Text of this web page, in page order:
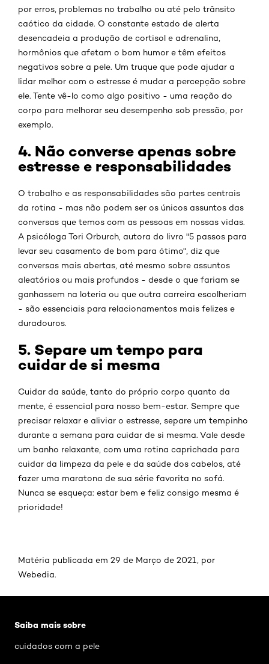
por erros, problemas no trabalho ou até pelo trânsito
caótico da cidade. O constante estado de alerta
desencadeia a produção de cortisol e adrenalina,
hormônios que afetam o bom humor e têm efeitos
negativos sobre a pele. Um truque que pode ajudar a
lidar melhor com o estresse é mudar a percepção sobre
ele. Tente vê-lo como algo positivo - uma reação do
corpo para melhorar seu desempenho sob pressão, por
exemplo.
4. Não converse apenas sobre
estresse e responsabilidades
O trabalho e as responsabilidades são partes centrais
da rotina - mas não podem ser os únicos assuntos das
conversas que temos com as pessoas em nossas vidas.
A psicóloga Tori Orburch, autora do livro "5 passos para
levar seu casamento de bom para ótimo", diz que
conversas mais abertas, até mesmo sobre assuntos
aleatórios ou mais profundos - desde o que fariam se
ganhassem na loteria ou que outra carreira escolheriam
- são essenciais para relacionamentos mais felizes e
duradouros.
5. Separe um tempo para
cuidar de si mesma
Cuidar da saúde, tanto do próprio corpo quanto da
mente, é essencial para nosso bem-estar. Sempre que
precisar relaxar e aliviar o estresse, separe um tempinho
durante a semana para cuidar de si mesma. Vale desde
um banho relaxante, com uma rotina caprichada para
cuidar da limpeza da pele e da saúde dos cabelos, até
fazer uma maratona de sua série favorita no sofá.
Nunca se esqueça: estar bem e feliz consigo mesma é
prioridade!
Matéria publicada em 29 de Março de 2021, por
Webedia.
Saiba mais sobre
cuidados com a pele